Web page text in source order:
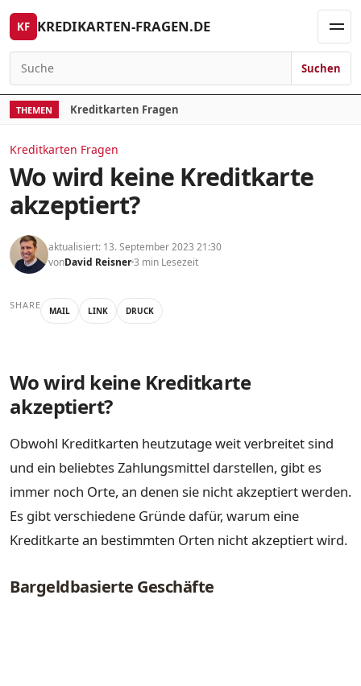
Skip to content
KF KREDIKARTEN-FRAGEN.DE
Search for:
Suchen
THEMEN Kreditkarten Fragen
Kreditkarten Fragen
Wo wird keine Kreditkarte
akzeptiert?
aktualisiert: 13. September 2023 21:30
vonDavid Reisner3 min Lesezeit
SHARE MAIL LINK DRUCK
Wo wird keine Kreditkarte
akzeptiert?
Obwohl Kreditkarten heutzutage weit verbreitet sind
und ein beliebtes Zahlungsmittel darstellen, gibt es
immer noch Orte, an denen sie nicht akzeptiert werden.
Es gibt verschiedene Gründe dafür, warum eine
Kreditkarte an bestimmten Orten nicht akzeptiert wird.
Bargeldbasierte Geschäfte